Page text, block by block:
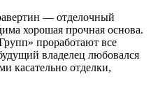
— отделочный
хорошая прочная основа.
проработают все
владелец любовался
касательно отделки,